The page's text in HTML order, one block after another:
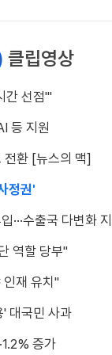
클립영상
간 선점'"
등 지원
전환 [뉴스의 맥]
정권'
···수출국 다변화
역할 당부"
인재 유치"
대국민 사과
증가